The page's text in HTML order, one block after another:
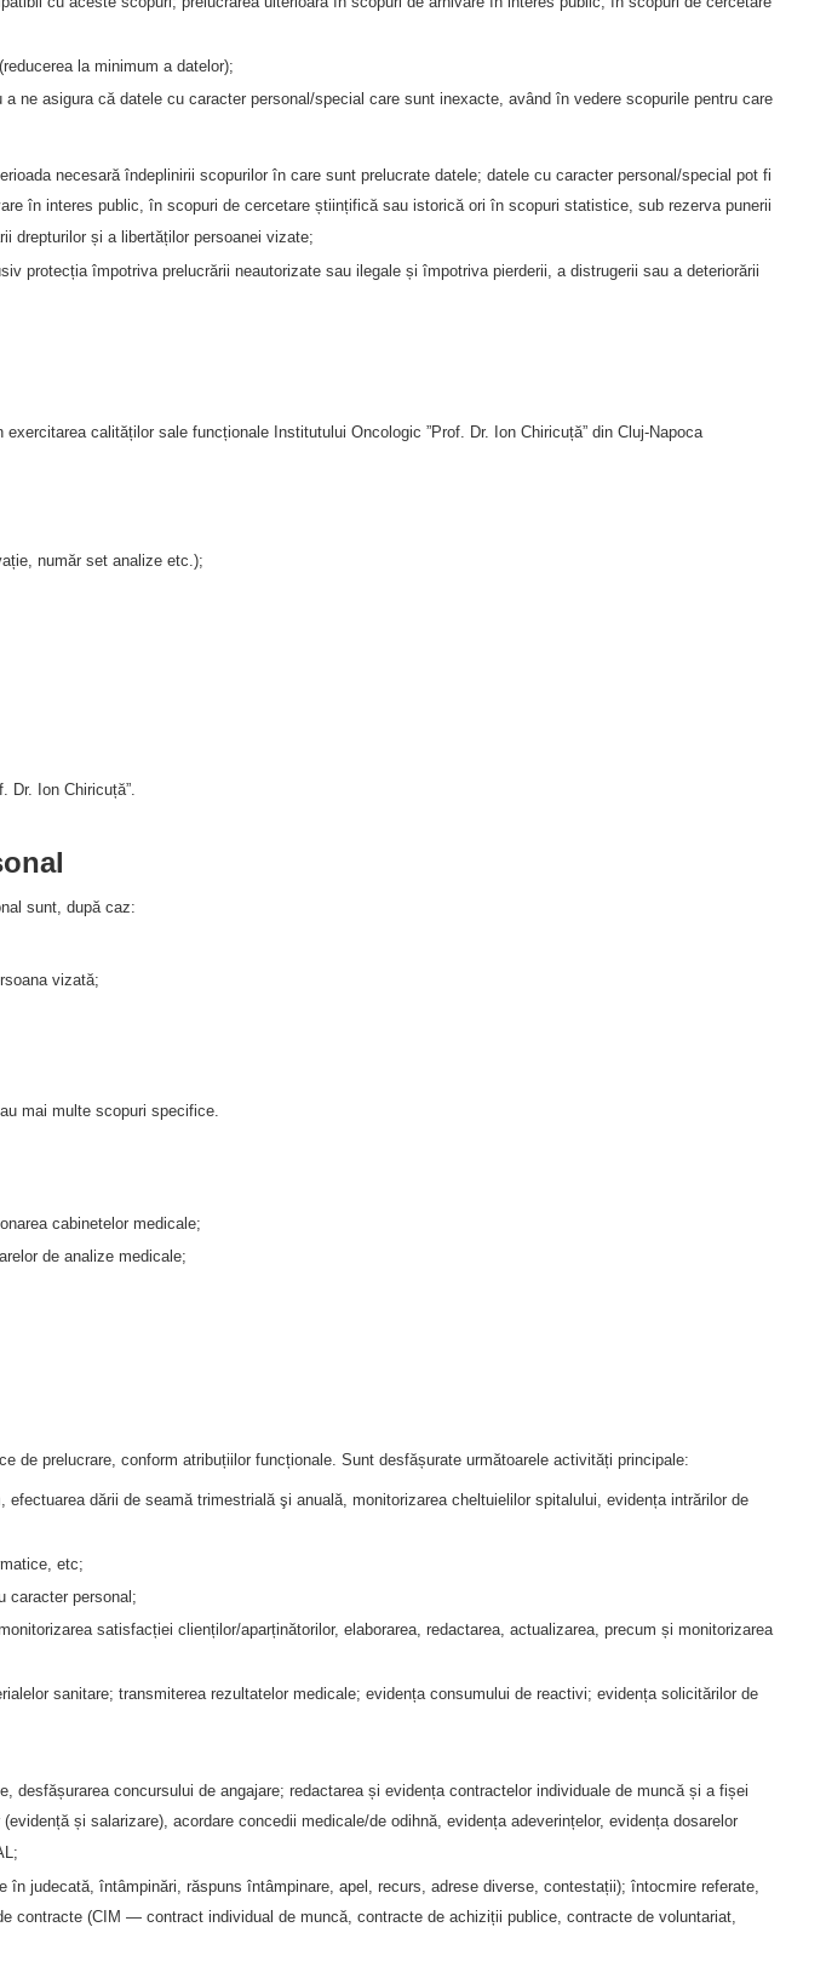
la minimum a datelor);
asigura că datele cu caracter personal/special care sunt inexacte, având în vedere scopurile pentru care
necesară îndeplinirii scopurilor în care sunt prelucrate datele; datele cu caracter personal/special pot fi
în interes public, în scopuri de cercetare științifică sau istorică ori în scopuri statistice, sub rezerva punerii
drepturilor și a libertăților persoanei vizate;
protecția împotriva prelucrării neautorizate sau ilegale și împotriva pierderii, a distrugerii sau a deteriorării
calităților sale funcționale Institutului Oncologic ”Prof. Dr. Ion Chiricuță” din Cluj-Napoca
număr set analize etc.);
Dr. Ion Chiricuță”.
sunt, după caz:
vizată;
mai multe scopuri specifice.
cabinetelor medicale;
de analize medicale;
de prelucrare, conform atribuțiilor funcționale. Sunt desfășurate următoarele activități principale:
dării de seamă trimestrială şi anuală, monitorizarea cheltuielilor spitalului, evidența intrărilor de
etc;
caracter personal;
satisfacției clienților/aparținătorilor, elaborarea, redactarea, actualizarea, precum și monitorizarea
sanitare; transmiterea rezultatelor medicale; evidența consumului de reactivi; evidența solicitărilor de
concursului de angajare; redactarea și evidența contractelor individuale de muncă și a fișei
și salarizare), acordare concedii medicale/de odihnă, evidența adeverințelor, evidența dosarelor
judecată, întâmpinări, răspuns întâmpinare, apel, recurs, adrese diverse, contestații); întocmire referate,
contracte (CIM — contract individual de muncă, contracte de achiziții publice, contracte de voluntariat,